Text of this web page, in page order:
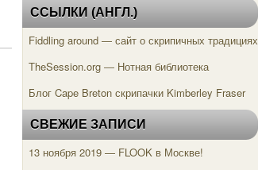
ССЫЛКИ (АНГЛ.)
Fiddling around — сайт о скрипичных традициях
TheSession.org — Нотная библиотека
Блог Cape Breton скрипачки Kimberley Fraser
СВЕЖИЕ ЗАПИСИ
13 ноября 2019 — FLOOK в Москве!